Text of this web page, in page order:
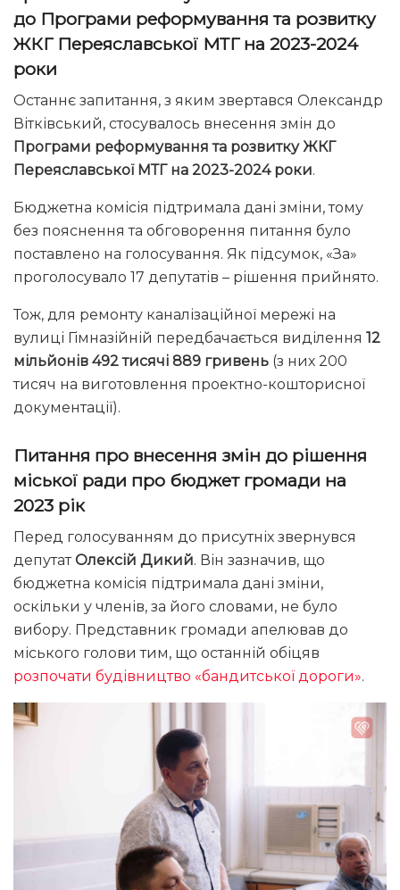
до Програми реформування та розвитку
ЖКГ Переяславської МТГ на 2023-2024
роки
Останнє запитання, з яким звертався Олександр
Вітківський, стосувалось внесення змін до
Програми реформування та розвитку ЖКГ
Переяславської МТГ на 2023-2024 роки.
Бюджетна комісія підтримала дані зміни, тому
без пояснення та обговорення питання було
поставлено на голосування. Як підсумок, «За»
проголосувало 17 депутатів – рішення прийнято.
Тож, для ремонту каналізаційної мережі на
вулиці Гімназійній передбачається виділення 12
мільйонів 492 тисячі 889 гривень (з них 200
тисяч на виготовлення проектно-кошторисної
документації).
Питання про внесення змін до рішення
міської ради про бюджет громади на
2023 рік
Перед голосуванням до присутніх звернувся
депутатОлексій Дикий. Він зазначив, що
бюджетна комісія підтримала дані зміни,
оскільки у членів, за його словами, не було
вибору. Представник громади апелював до
міського голови тим, що останній обіцяв
розпочати будівництво «бандитської дороги».